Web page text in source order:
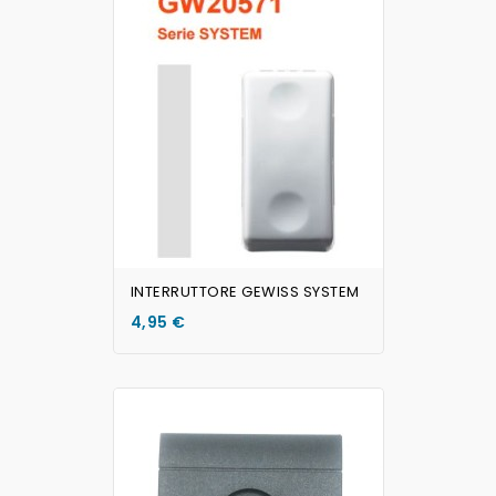
INTERRUTTORE GEWISS SYSTEM
4,95 €